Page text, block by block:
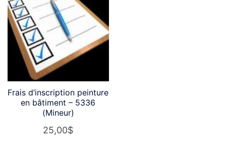
Frais d’inscription peinture
en bâtiment – 5336
(Mineur)
25,00$